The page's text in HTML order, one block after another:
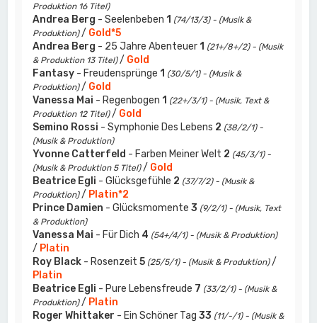
Produktion 16 Titel)
Andrea Berg - Seelenbeben 1 (74/13/3) - (Musik &
Produktion)/ Gold*5
Andrea Berg - 25 Jahre Abenteuer 1 (21+/8+/2) - (Musik
& Produktion 13 Titel)/ Gold
Fantasy - Freudensprünge 1 (30/5/1) - (Musik &
Produktion)/ Gold
Vanessa Mai - Regenbogen 1 (22+/3/1) - (Musik, Text &
Produktion 12 Titel)/ Gold
Semino Rossi - Symphonie Des Lebens 2 (38/2/1) -
(Musik & Produktion)
Yvonne Catterfeld - Farben Meiner Welt 2 (45/3/1) -
(Musik & Produktion 5 Titel)/ Gold
Beatrice Egli - Glücksgefühle 2 (37/7/2) - (Musik &
Produktion)/ Platin*2
Prince Damien - Glücksmomente3 (9/2/1) - (Musik, Text
& Produktion)
Vanessa Mai - Für Dich 4 (54+/4/1) - (Musik & Produktion)
/ Platin
Roy Black - Rosenzeit5 (25/5/1) - (Musik & Produktion)/
Platin
Beatrice Egli - Pure Lebensfreude 7 (33/2/1) - (Musik &
Produktion)/ Platin
Roger Whittaker - Ein Schöner Tag33 (11/-/1) - (Musik &